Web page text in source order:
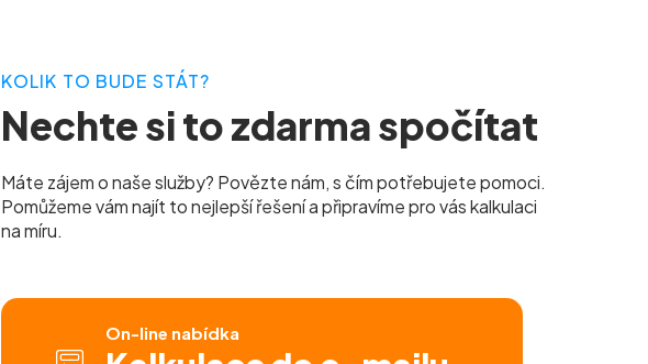
KOLIK TO BUDE STÁT?
Nechte si to zdarma spočítat
Máte zájem o naše služby? Povězte nám, s čím potřebujete pomoci.
Pomůžeme vám najít to nejlepší řešení a připravíme pro vás kalkulaci
na míru.
On-line nabídka